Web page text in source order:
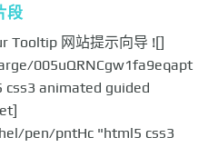
share/zip/Htycs) ###
和CSS3加载效果]
段
Tooltip 网站提示向导 ![]
005uQRNCgw1fa9eqapt
animated guided
pen/pntHc "html5 css3